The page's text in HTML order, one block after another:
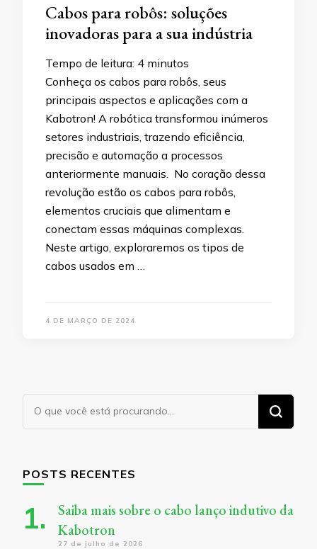
Cabos para robôs: soluções
inovadoras para a sua indústria
Tempo de leitura: 4 minutos
Conheça os cabos para robôs, seus
principais aspectos e aplicações com a
Kabotron! A robótica transformou inúmeros
setores industriais, trazendo eficiência,
precisão e automação a processos
anteriormente manuais. No coração dessa
revolução estão os cabos para robôs,
elementos cruciais que alimentam e
conectam essas máquinas complexas.
Neste artigo, exploraremos os tipos de
cabos usados em …
4 DE MARÇO DE 2024
Procurando
algo?
POSTS RECENTES
Saiba mais sobre o cabo lanço indutivo da
Kabotron
27 de julho de 2026